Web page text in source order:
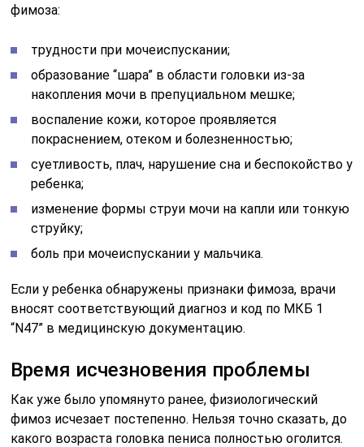
фимоза:
трудности при мочеиспускании;
образование “шара” в области головки из-за
накопления мочи в препуциальном мешке;
воспаление кожи, которое проявляется
покраснением, отеком и болезненностью;
суетливость, плач, нарушение сна и беспокойство у
ребенка;
изменение формы струи мочи на капли или тонкую
струйку;
боль при мочеиспускании у мальчика.
Если у ребенка обнаружены признаки фимоза, врачи
вносят соответствующий диагноз и код по МКБ 1
“N47” в медицинскую документацию.
Время исчезновения проблемы
Как уже было упомянуто ранее, физиологический
фимоз исчезает постепенно. Нельзя точно сказать, до
какого возраста головка пениса полностью оголится.